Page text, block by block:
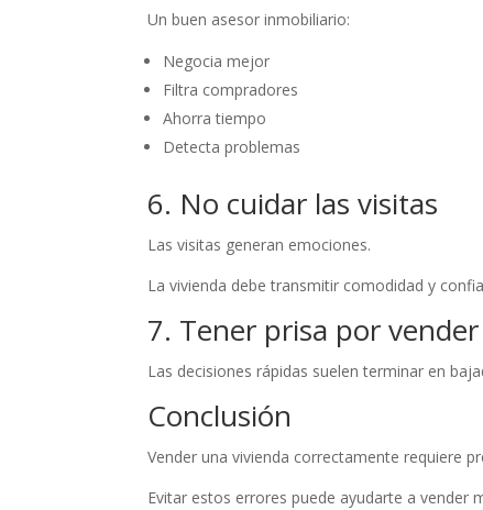
Un buen asesor inmobiliario:
Negocia mejor
Filtra compradores
Ahorra tiempo
Detecta problemas
6. No cuidar las visitas
Las visitas generan emociones.
La vivienda debe transmitir comodidad y
7. Tener prisa por vender
Las decisiones rápidas suelen terminar en
Conclusión
Vender una vivienda correctamente requiere
Evitar estos errores puede ayudarte a vender